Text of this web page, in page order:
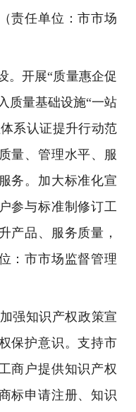
责任单位：市市场
开展“质量惠企促
质量基础设施“一站
系认证提升行动范
量、管理水平、服
务。加大标准化宣
参与标准制修订工
产品、服务质量，
：市市场监督管理
知识产权政策宣
保护意识。支持市
商户提供知识产权
标申请注册、知识